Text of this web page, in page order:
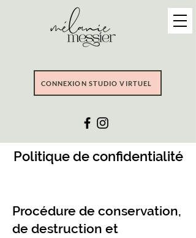
CONNEXION STUDIO VIRTUEL
Politique de confidentialité
Procédure de conservation,
de destruction et